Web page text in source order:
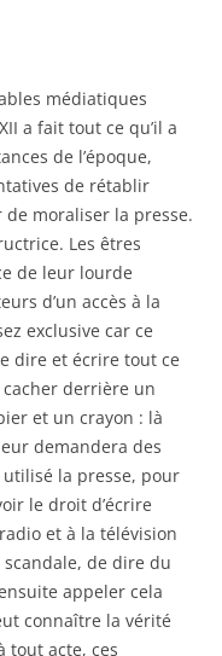
médiatiques
a fait tout ce qu’il a
de l’époque,
de rétablir
moraliser la presse.
Les êtres
de leur lourde
d’un accès à la
exclusive car ce
dire et écrire tout ce
cacher derrière un
et un crayon : là
demandera des
la presse, pour
le droit d’écrire
et à la télévision
scandale, de dire du
appeler cela
connaître la vérité
tout acte, ces